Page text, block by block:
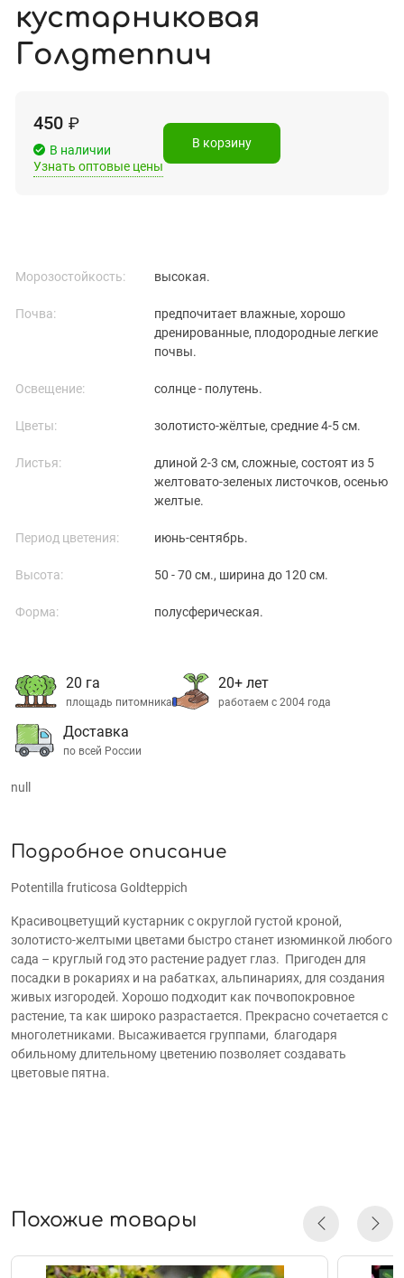
кустарниковая
Голдтеппич
450 ₽
В наличии
Узнать оптовые цены
В корзину
Морозостойкость: высокая.
Почва:
предпочитает влажные, хорошо
дренированные, плодородные легкие
почвы.
Освещение: солнце - полутень.
Цветы: золотисто-жёлтые, средние 4-5 см.
Листья:
длиной 2-3 см, сложные, состоят из 5
желтовато-зеленых листочков, осенью
желтые.
Период цветения: июнь-сентябрь.
Высота: 50 - 70 см., ширина до 120 см.
Форма: полусферическая.
20 га
площадь питомника
20+ лет
работаем с 2004 года
Доставка
по всей России
null
Подробное описание
Potentilla fruticosa Goldteppich
Красивоцветущий кустарник с округлой густой кроной,
золотисто-желтыми цветами быстро станет изюминкой любого
сада – круглый год это растение радует глаз. Пригоден для
посадки в рокариях и на рабатках, альпинариях, для создания
живых изгородей. Хорошо подходит как почвопокровное
растение, та как широко разрастается. Прекрасно сочетается с
многолетниками. Высаживается группами, благодаря
обильному длительному цветению позволяет создавать
цветовые пятна.
Похожие товары